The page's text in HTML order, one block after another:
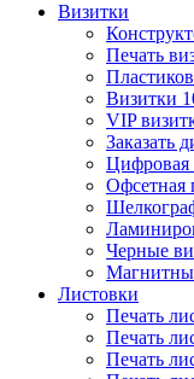
Визитки
Печать
Визитки
VIP
Заказать
Цифровая
Офсетная
Черные
Листовки
Печать
Печать
Печать